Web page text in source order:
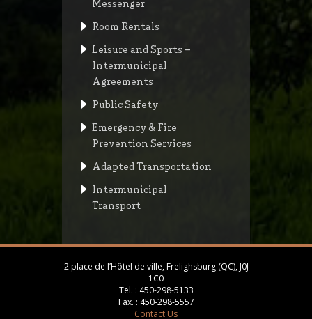
Room Rentals
Leisure and Sports –
Intermunicipal
Agreements
Public Safety
Emergency & Fire
Prevention Services
Adapted Transportation
Intermunicipal
Transport
2 place de l’Hôtel de ville, Frelighsburg (QC), J0J
1C0
Tel. : 450-298-5133
Fax. : 450-298-5557
Contact Us